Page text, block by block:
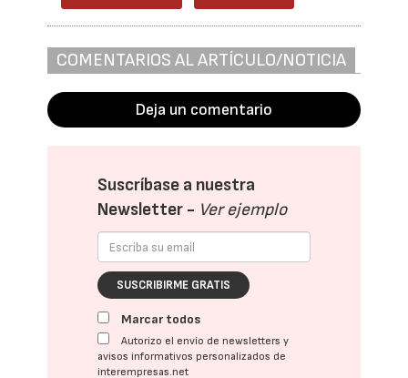
COMENTARIOS AL ARTÍCULO/NOTICIA
Deja un comentario
Suscríbase a nuestra
Newsletter - Ver ejemplo
SUSCRIBIRME GRATIS
Marcar todos
Autorizo el envío de newsletters y
avisos informativos personalizados de
interempresas.net